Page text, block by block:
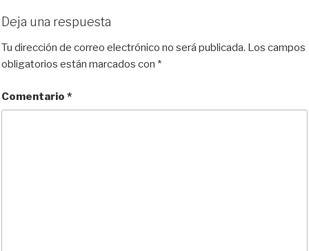
Deja una respuesta
Tu dirección de correo electrónico no será publicada. Los campos
obligatorios están marcados con *
Comentario *